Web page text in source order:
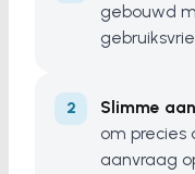
gebouwd
Slimme
om precies
aanvraag